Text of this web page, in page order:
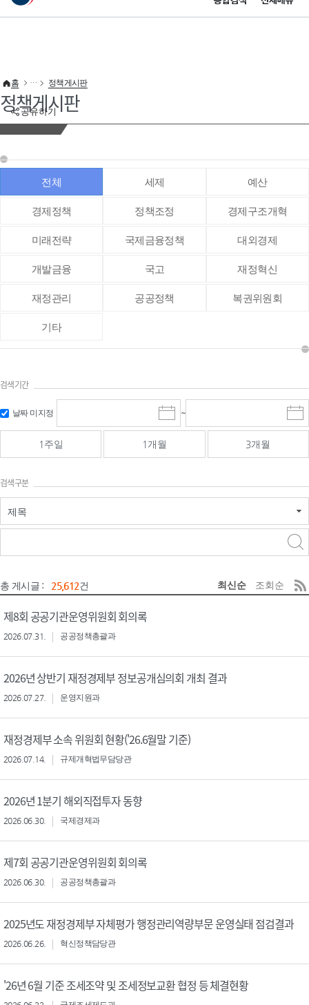
이 누리집은 대한민국 공식 전자정부 누리집입니다.
공유하기
홈 정책게시판
정책게시판
전체 세제 예산
경제정책 정책조정 경제구조개혁
미래전략 국제금융정책 대외경제
개발금융 국고 재정혁신
재정관리 공공정책 복권위원회
기타
검색기간
날짜 미지정
시
작
일
선
~
종
료
선
1주일 1개월 3개월
검색구분
제목
총 게시글 : 25,612건 최신순 조회순
제8회 공공기관운영위원회 회의록
2026.07.31. 공공정책총괄과
2026년 상반기 재정경제부 정보공개심의회 개최 결과
2026.07.27. 운영지원과
재정경제부 소속 위원회 현황('26.6월말 기준)
2026.07.14. 규제개혁법무담당관
2026년 1분기 해외직접투자 동향
2026.06.30. 국제경제과
제7회 공공기관운영위원회 회의록
2026.06.30. 공공정책총괄과
2025년도 재정경제부 자체평가 행정관리역량부문 운영실태 점검결과
2026.06.26. 혁신정책담당관
'26년 6월 기준 조세조약 및 조세정보교환 협정 등 체결현황